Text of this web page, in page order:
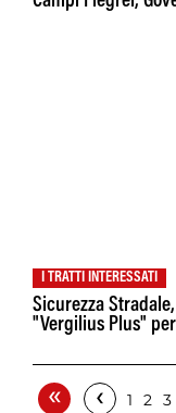
I TRATTI INTERESSATI
Sicurezza
"Vergilius Plus"
« ‹ 1 2 3